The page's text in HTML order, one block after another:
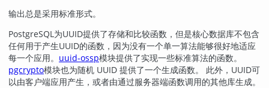
输出总是采用标准形式。
PostgreSQL 为UUID提供了存储和比较函数，但是核心数据库不包含
任何用于产生UUID的函数，因为没有一个单一算法能够很好地适应
每一个应用。 uuid-ossp模块提供了实现一些标准算法的函数。
pgcrypto模块也为随机 UUID 提供了一个生成函数。 此外，UUID可
以由客户端应用产生，或者由通过服务器端函数调用的其他库生成。